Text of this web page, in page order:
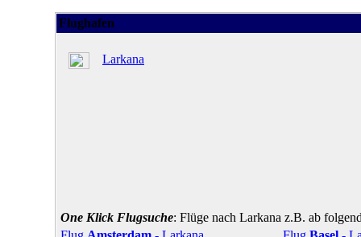
Flughafen
Larkana
One Klick Flugsuche: Flüge nach Larkana z.B. ab